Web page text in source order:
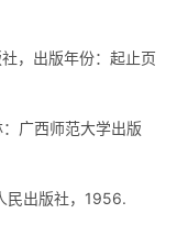
，出版年份：起止页
广西师范大学出版
民出版社，1956.